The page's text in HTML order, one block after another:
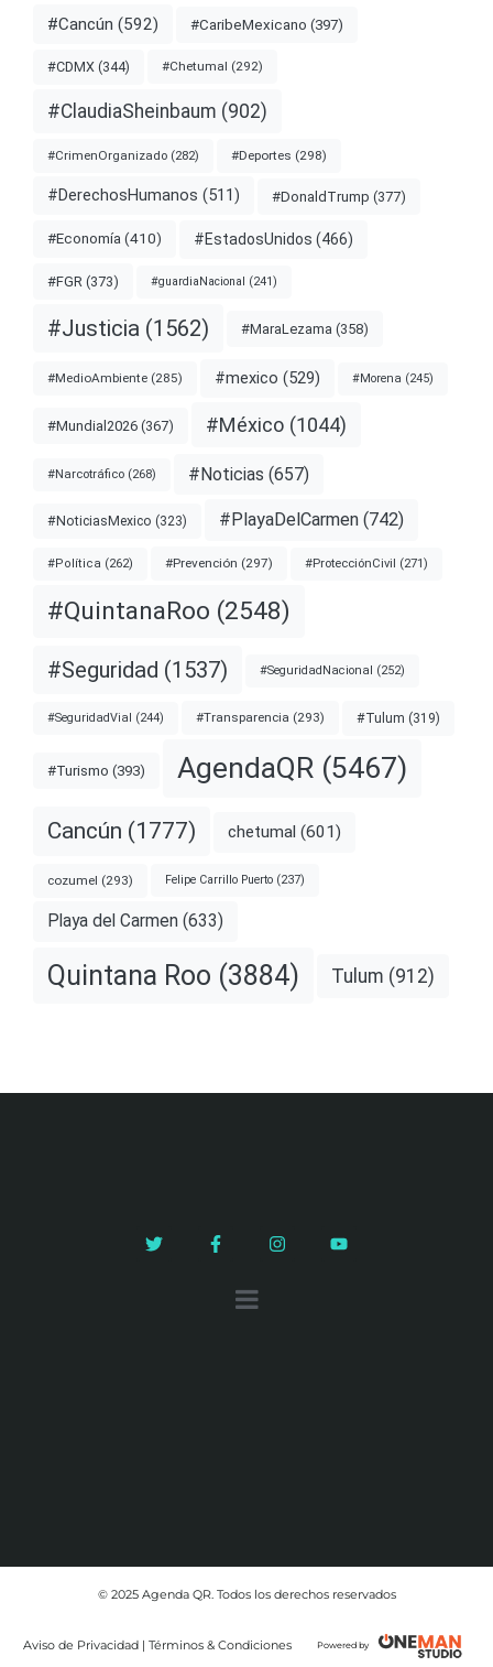
#Cancún (592) #CaribeMexicano (397)
#CDMX (344) #Chetumal (292)
#ClaudiaSheinbaum (902)
#CrimenOrganizado (282) #Deportes (298)
#DerechosHumanos (511) #DonaldTrump (377)
#Economía (410) #EstadosUnidos (466)
#FGR (373) #guardiaNacional (241)
#Justicia (1562) #MaraLezama (358)
#MedioAmbiente (285) #mexico (529) #Morena (245)
#Mundial2026 (367) #México (1044)
#Narcotráfico (268) #Noticias (657)
#NoticiasMexico (323) #PlayaDelCarmen (742)
#Política (262) #Prevención (297) #ProtecciónCivil (271)
#QuintanaRoo (2548)
#Seguridad (1537) #SeguridadNacional (252)
#SeguridadVial (244) #Transparencia (293) #Tulum (319)
#Turismo (393) AgendaQR (5467)
Cancún (1777) chetumal (601)
cozumel (293) Felipe Carrillo Puerto (237)
Playa del Carmen (633)
Quintana Roo (3884) Tulum (912)
© 2025 Agenda QR. Todos los derechos reservados
Aviso de Privacidad | Términos & Condiciones Powered by